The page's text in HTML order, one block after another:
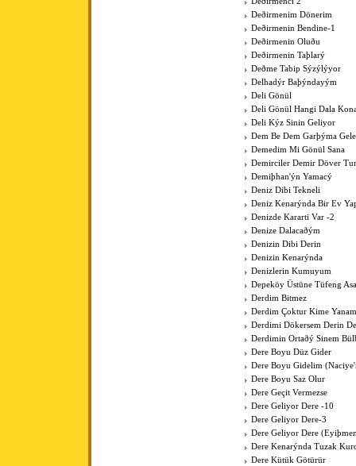
Deðirmenim Dönerim
Deðirmenin Bendine-1
Deðirmenin Oluðu
Deðirmenin Taþlarý
Deðme Tabip Sýzýlýyor
Delhadýr Baþýndayým
Deli Gönül
Deli Gönül Hangi Dala
Deli Kýz Sinin Geliyor
Dem Be Dem Garþýma
Demedim Mi Gönül Sana
Demirciler Demir Döver
Demiþhan'ýn Yamacý
Deniz Dibi Tekneli
Deniz Kenarýnda Bir Ev
Denizde Kararti Var -2
Denize Dalacaðým
Denizin Dibi Derin
Denizin Kenarýnda
Denizlerin Kumuyum
Depeköy Üstüne Tüfeng
Derdim Bitmez
Derdim Çoktur Kime
Derdimi Dökersem Derin
Derdimin Ortaðý Sinem
Dere Boyu Düz Gider
Dere Boyu Gidelim
Dere Boyu Saz Olur
Dere Geçit Vermezse
Dere Geliyor Dere -10
Dere Geliyor Dere-3
Dere Geliyor Dere
Dere Kenarýnda Tuzak
Dere Kütük Götürür